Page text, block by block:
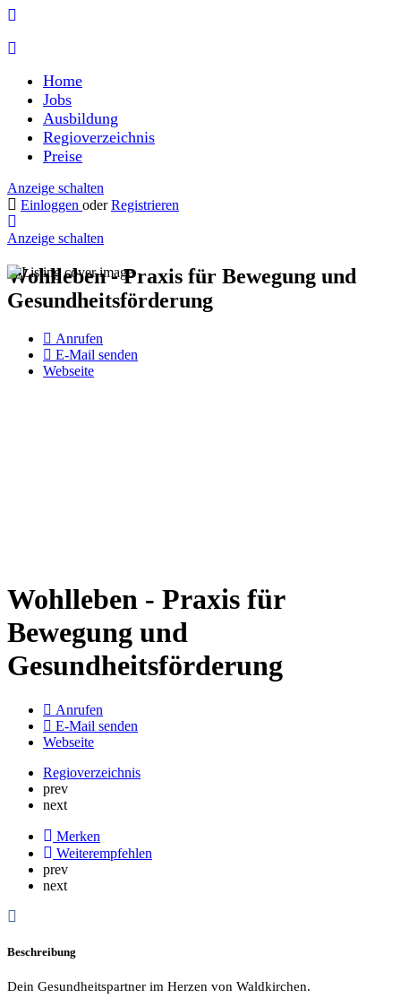
Home
Jobs
Ausbildung
Regioverzeichnis
Preise
Anzeige schalten
Einloggen oder Registrieren
Anzeige schalten
Wohlleben - Praxis für Bewegung und
Gesundheitsförderung
Anrufen
E-Mail senden
Webseite
Wohlleben - Praxis für
Bewegung und
Gesundheitsförderung
Anrufen
E-Mail senden
Webseite
Regioverzeichnis
prev
next
Merken
Weiterempfehlen
prev
next
Beschreibung
Dein Gesundheitspartner im Herzen von Waldkirchen.